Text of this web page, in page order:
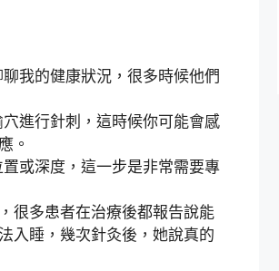
我的健康狀況，很多時候他們
進行針刺，這時候你可能會感
。
或深度，這一步是非常需要專
很多患者在治療後都報告說能
入睡，幾次針灸後，她說真的